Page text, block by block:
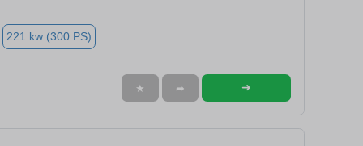
221 kw (300 PS)
★ ➦ ➜